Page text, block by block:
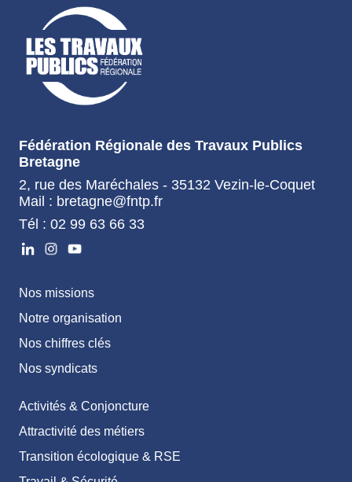
Fédération Régionale des Travaux Publics
Bretagne
2, rue des Maréchales - 35132 Vezin-le-Coquet
Mail : bretagne@fntp.fr
Tél : 02 99 63 66 33
Nos missions
Notre organisation
Nos chiffres clés
Nos syndicats
Activités & Conjoncture
Attractivité des métiers
Transition écologique & RSE